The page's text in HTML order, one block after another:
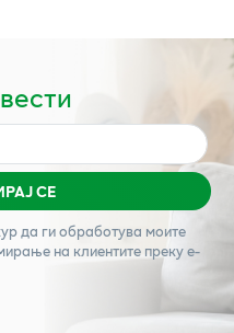
СЕ
да ги обработува моите
на клиентите преку е-